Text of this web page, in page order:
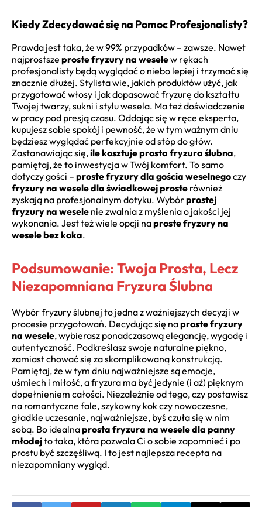
Kiedy Zdecydować się na Pomoc Profesjonalisty?
Prawda jest taka, że w 99% przypadków – zawsze. Nawet
najprostsze proste fryzury na weselew rękach
profesjonalisty będą wyglądać o niebo lepiej i trzymać się
znacznie dłużej. Stylista wie, jakich produktów użyć, jak
przygotować włosy i jak dopasować fryzurę do kształtu
Twojej twarzy, sukni i stylu wesela. Ma też doświadczenie
w pracy pod presją czasu. Oddając się w ręce eksperta,
kupujesz sobie spokój i pewność, że w tym ważnym dniu
będziesz wyglądać perfekcyjnie od stóp do głów.
Zastanawiając się,ile kosztuje prosta fryzura ślubna,
pamiętaj, że to inwestycja w Twój komfort. To samo
dotyczy gości – proste fryzury dla gościa weselnegoczy
fryzury na wesele dla świadkowej proste również
zyskają na profesjonalnym dotyku. Wybórprostej
fryzury na wesele nie zwalnia z myślenia o jakości jej
wykonania. Jest też wiele opcji naproste fryzury na
wesele bez koka.
Podsumowanie: Twoja Prosta, Lecz
Niezapomniana Fryzura Ślubna
Wybór fryzury ślubnej to jedna z ważniejszych decyzji w
procesie przygotowań. Decydując się naproste fryzury
na wesele, wybierasz ponadczasową elegancję, wygodę i
autentyczność. Podkreślasz swoje naturalne piękno,
zamiast chować się za skomplikowaną konstrukcją.
Pamiętaj, że w tym dniu najważniejsze są emocje,
uśmiech i miłość, a fryzura ma być jedynie (i aż) pięknym
dopełnieniem całości. Niezależnie od tego, czy postawisz
na romantyczne fale, szykowny kok czy nowoczesne,
gładkie uczesanie, najważniejsze, byś czuła się w nim
sobą. Bo idealnaprosta fryzura na wesele dla panny
młodejto taka, która pozwala Ci o sobie zapomnieć i po
prostu być szczęśliwą. I to jest najlepsza recepta na
niezapomniany wygląd.